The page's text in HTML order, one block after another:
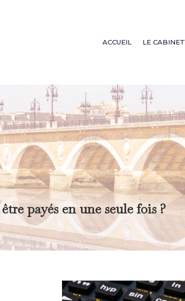
ACCUEIL LE CABINET
payés en une seule fois ?